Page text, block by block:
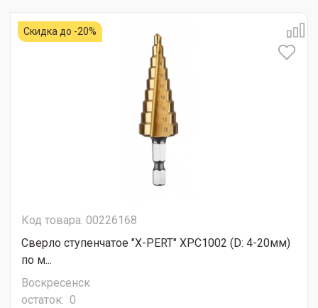
Скидка до -20%
Код товара: 00226168
Сверло ступенчатое "X-PERT" XPC1002 (D: 4-20мм)
по м...
Воскресенск
остаток: 0